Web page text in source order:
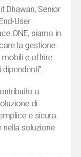
Dhawan, Senior
User
ONE, siamo in
la gestione
e offrire
a
di
e sicura.
nella soluzione